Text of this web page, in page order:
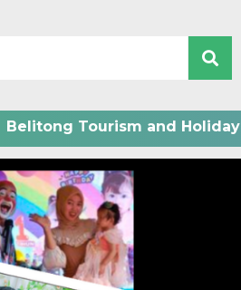
Belitong Tourism and Holiday